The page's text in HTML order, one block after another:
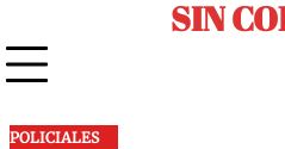
to
content
SIN
POLICIALES